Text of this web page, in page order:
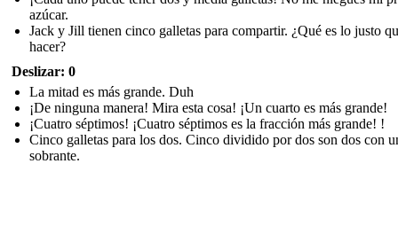
azúcar.
Jack y Jill tienen cinco galletas para compartir. ¿Qué es lo justo
hacer?
Deslizar: 0
La mitad es más grande. Duh
¡De ninguna manera! Mira esta cosa! ¡Un cuarto es más grande!
¡Cuatro séptimos! ¡Cuatro séptimos es la fracción más grande! !
Cinco galletas para los dos. Cinco dividido por dos son dos con
sobrante.